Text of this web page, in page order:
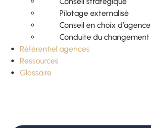
Pilotage externalisé
Conseil en choix d’agence
Conduite du changement
Référentiel agences
Ressources
Glossaire